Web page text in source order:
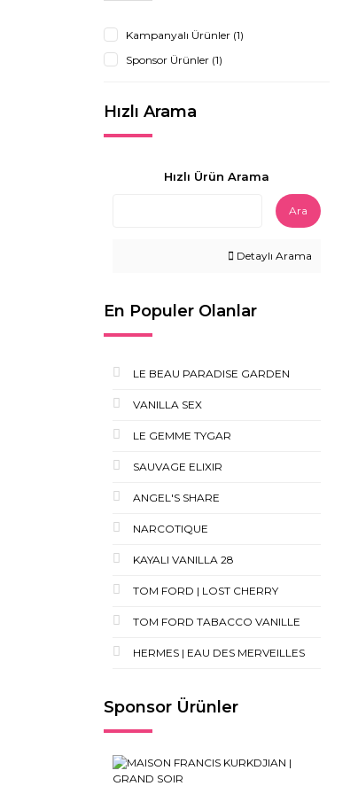
Kampanyalı Ürünler (1)
Sponsor Ürünler (1)
Hızlı Arama
Hızlı Ürün Arama
Ara
Detaylı Arama
En Populer Olanlar
LE BEAU PARADISE GARDEN
VANILLA SEX
LE GEMME TYGAR
SAUVAGE ELIXIR
ANGEL'S SHARE
NARCOTIQUE
KAYALI VANILLA 28
TOM FORD | LOST CHERRY
TOM FORD TABACCO VANILLE
HERMES | EAU DES MERVEILLES
Sponsor Ürünler